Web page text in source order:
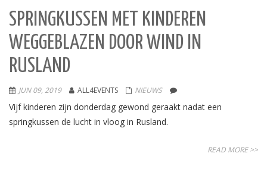
SPRINGKUSSEN MET KINDEREN
WEGGEBLAZEN DOOR WIND IN
RUSLAND
JUN 09, 2019 ALL4EVENTS NIEUWS
Vijf kinderen zijn donderdag gewond geraakt nadat een
springkussen de lucht in vloog in Rusland.
READ MORE >>